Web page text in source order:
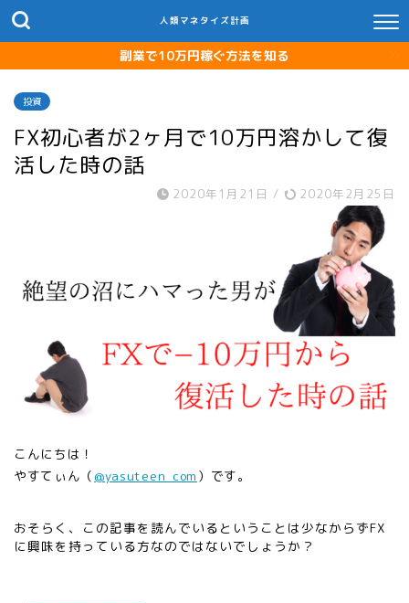
人類マネタイズ計画
副業で10万円稼ぐ方法を知る
投資
FX初心者が2ヶ月で10万円溶かして復
活した時の話
2020年1月21日 / 2020年2月25日
こんにちは！
やすてぃん（ @yasuteen_com ）です。
皆さん
は、FX
おそらく、この記事を読んでいるということは少なからずFX
に興味を持っている方なのではないでしょうか？